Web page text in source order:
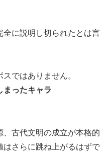
全に説明し切られたとは言
ではありません。
まったキャラ
、古代文明の成立が本格的
はさらに跳ね上がるはずで